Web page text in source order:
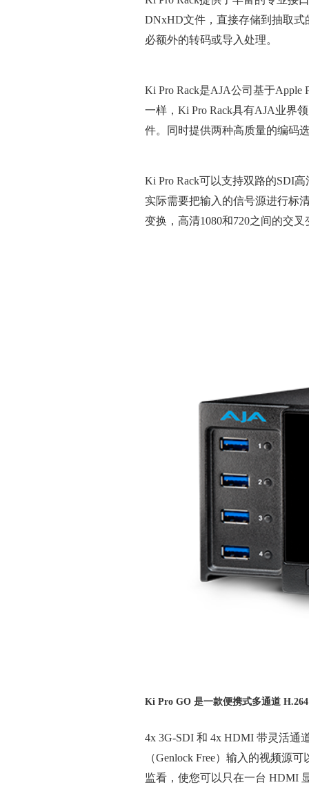
DNxHD文件，直接存储到抽取式
必额外的转码或导入处理。
Ki Pro Rack是AJA公司基于Apple
一样， Ki Pro Rack具有AJA业界
件。同时提供两种高质量的编码
Ki Pro Rack可以支持双路的SDI高
实际需要把输入的信号源进行标
变换，高清1080和720之间的交叉
Ki Pro GO 是一款便携式多通道
4x 3G-SDI 和 4x HDMI 带灵活通
（Genlock Free）输入的视频源
监看，使您可以只在一台 HDMI